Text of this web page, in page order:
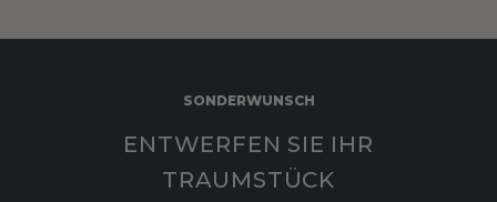
SONDERWUNSCH
ENTWERFEN SIE IHR
TRAUMSTÜCK